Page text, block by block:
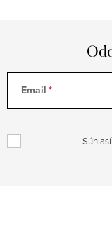
Email